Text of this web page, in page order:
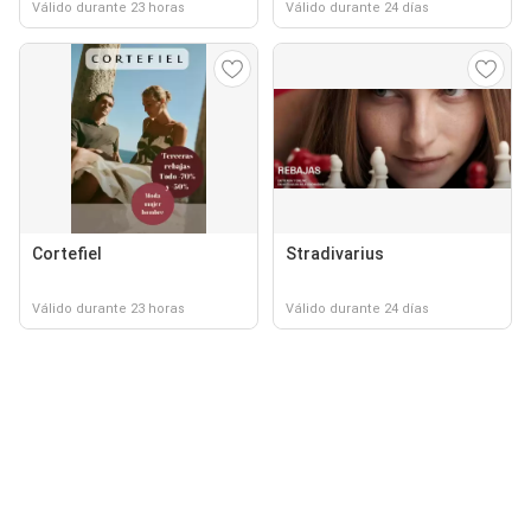
Válido durante 23 horas Válido durante 24 días
Cortefiel
Válido durante 23 horas
Stradivarius
Válido durante 24 días